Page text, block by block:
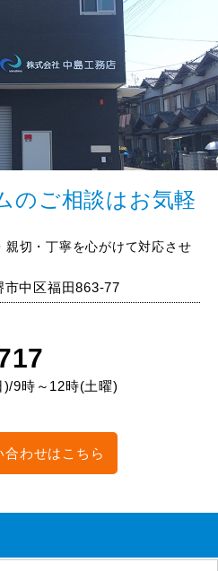
のご相談はお気軽
親切・丁寧を心がけて対応させ
中区福田863-77
9時～12時(土曜)
合わせはこちら